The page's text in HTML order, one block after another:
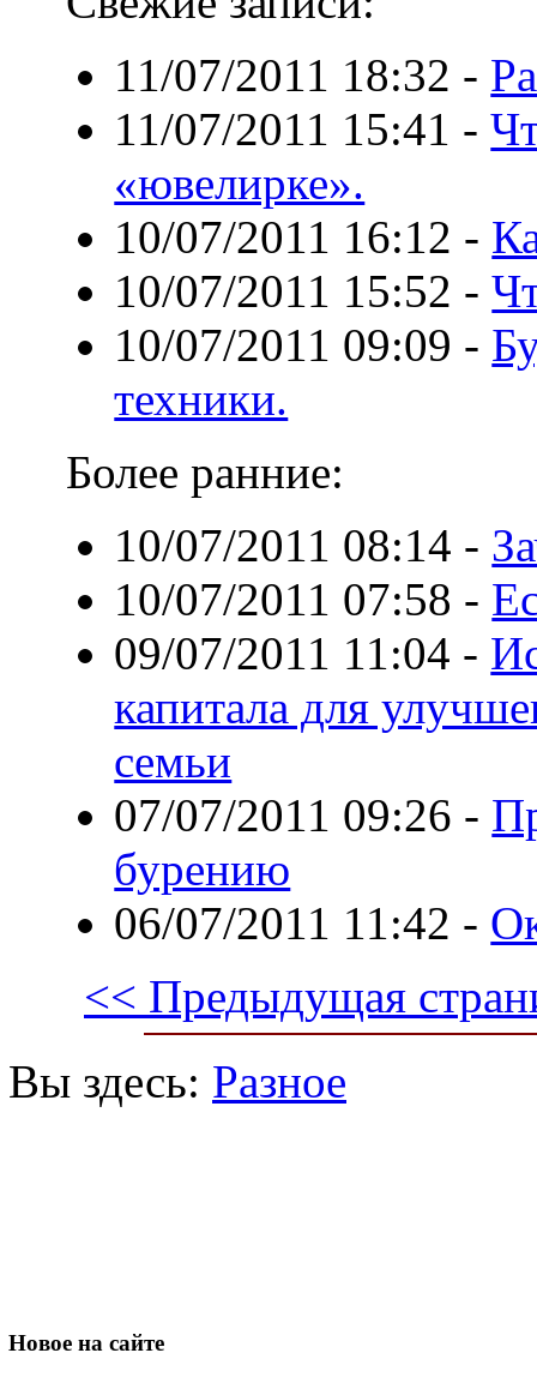
11/07/2011 18:32 -
11/07/2011 15:41 -
«ювелирке».
10/07/2011 16:12 -
10/07/2011 15:52 -
10/07/2011 09:09 -
техники.
Более ранние:
10/07/2011 08:14 -
10/07/2011 07:58 -
09/07/2011 11:04 -
капитала для
семьи
07/07/2011 09:26 -
бурению
06/07/2011 11:42 -
<< Предыдущая
Вы здесь: Разное
Новое на сайте